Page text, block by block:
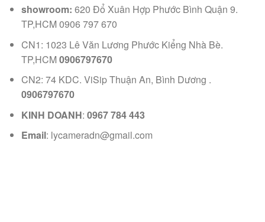
showroom: 620 Đổ Xuân Hợp Phước Bình Quận 9.
TP,HCM 0906 797 670
CN1: 1023 Lê Văn Lương Phước Kiểng Nhà Bè.
TP,HCM 0906797670
CN2: 74 KDC. ViSip Thuận An, Bình Dương .
0906797670
KINH DOANH: 0967 784 443
Email: lycameradn@gmail.com